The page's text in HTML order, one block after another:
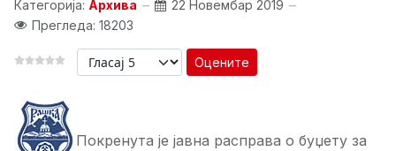
Категорија: Архива
22 Новембар 2019
Прегледа: 18203
Оцените
Покренута је јавна расправа о буџету за